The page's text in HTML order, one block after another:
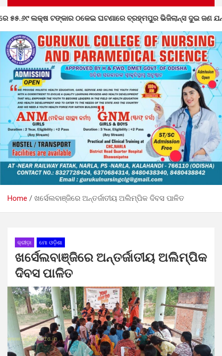
ଭିଜିଲାନ୍ସ ଦୁଇ ଜଣ ଯନ୍ତ୍ରୀ ଏବଂ ଜଣେ ଠିକାଦାରଙ୍କୁ ଗିରଫ କରି
Home ଖର୍ସେଲବାଞ୍ଜିରେ ଅନ୍ତର୍ଜାତୀୟ ଅଲିମ୍ପିକ ଦିବସ ପାଳିତ
କ୍ରୀଡ଼ା ମୋ ଓଡ଼ିଶା
ଖର୍ସେଲବାଞ୍ଜିରେ ଅନ୍ତର୍ଜାତୀୟ ଅଲିମ୍ପିକ
ଦିବସ ପାଳିତ